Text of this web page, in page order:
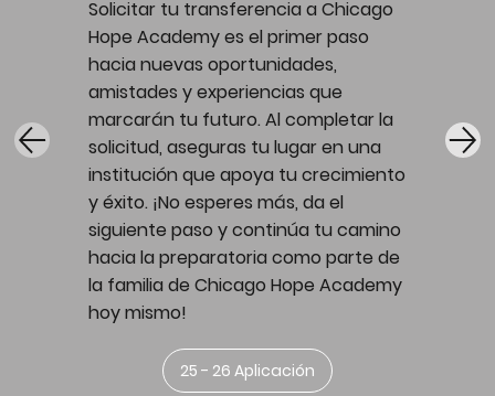
Solicitar tu transferencia a Chicago
Hope Academy es el primer paso
hacia nuevas oportunidades,
amistades y experiencias que
marcarán tu futuro. Al completar la
solicitud, aseguras tu lugar en una
institución que apoya tu crecimiento
y éxito. ¡No esperes más, da el
siguiente paso y continúa tu camino
hacia la preparatoria como parte de
la familia de Chicago Hope Academy
hoy mismo!
25 - 26 Aplicación